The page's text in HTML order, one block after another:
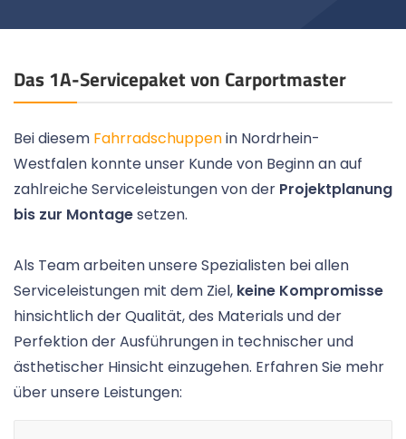
Das 1A-Servicepaket von Carportmaster
Bei diesem Fahrradschuppenin Nordrhein-
Westfalen konnte unser Kunde von Beginn an auf
zahlreiche Serviceleistungen von der Projektplanung
bis zur Montagesetzen.
Als Team arbeiten unsere Spezialisten bei allen
Serviceleistungen mit dem Ziel, keine Kompromisse
hinsichtlich der Qualität, des Materials und der
Perfektion der Ausführungen in technischer und
ästhetischer Hinsicht einzugehen. Erfahren Sie mehr
über unsere Leistungen: